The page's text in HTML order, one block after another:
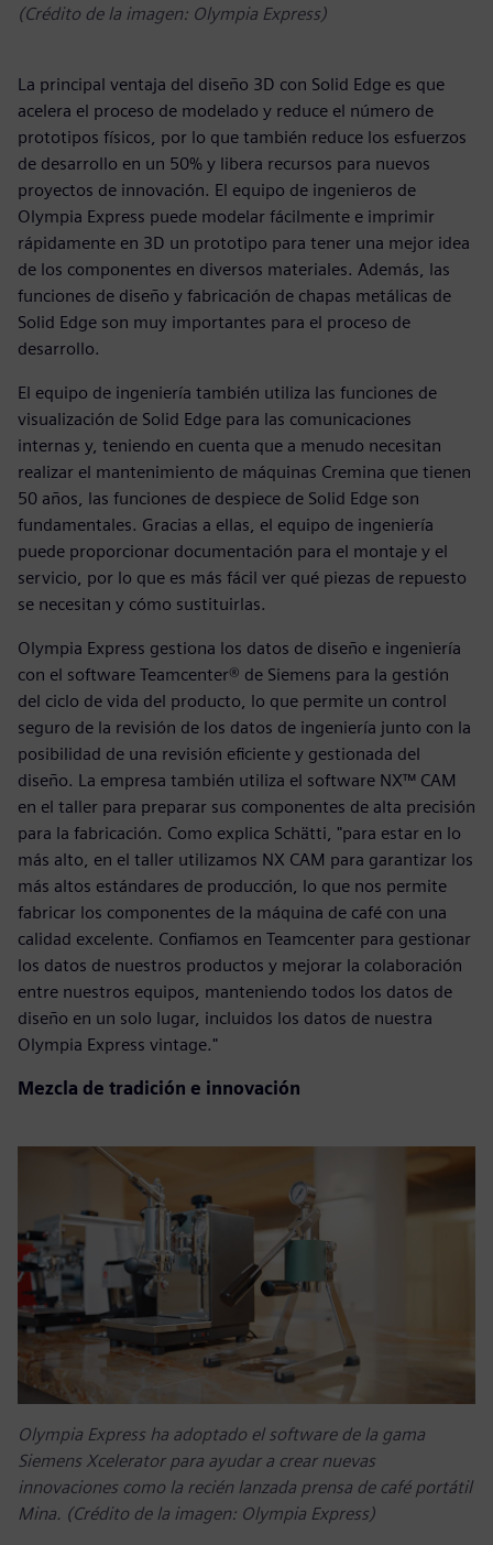
(Crédito de la imagen: Olympia Express)
La principal ventaja del diseño 3D con Solid Edge es que
acelera el proceso de modelado y reduce el número de
prototipos físicos, por lo que también reduce los esfuerzos
de desarrollo en un 50% y libera recursos para nuevos
proyectos de innovación. El equipo de ingenieros de
Olympia Express puede modelar fácilmente e imprimir
rápidamente en 3D un prototipo para tener una mejor idea
de los componentes en diversos materiales. Además, las
funciones de diseño y fabricación de chapas metálicas de
Solid Edge son muy importantes para el proceso de
desarrollo.
El equipo de ingeniería también utiliza las funciones de
visualización de Solid Edge para las comunicaciones
internas y, teniendo en cuenta que a menudo necesitan
realizar el mantenimiento de máquinas Cremina que tienen
50 años, las funciones de despiece de Solid Edge son
fundamentales. Gracias a ellas, el equipo de ingeniería
puede proporcionar documentación para el montaje y el
servicio, por lo que es más fácil ver qué piezas de repuesto
se necesitan y cómo sustituirlas.
Olympia Express gestiona los datos de diseño e ingeniería
con el software Teamcenter® de Siemens para la gestión
del ciclo de vida del producto, lo que permite un control
seguro de la revisión de los datos de ingeniería junto con la
posibilidad de una revisión eficiente y gestionada del
diseño. La empresa también utiliza el software NX™ CAM
en el taller para preparar sus componentes de alta precisión
para la fabricación. Como explica Schätti, "para estar en lo
más alto, en el taller utilizamos NX CAM para garantizar los
más altos estándares de producción, lo que nos permite
fabricar los componentes de la máquina de café con una
calidad excelente. Confiamos en Teamcenter para gestionar
los datos de nuestros productos y mejorar la colaboración
entre nuestros equipos, manteniendo todos los datos de
diseño en un solo lugar, incluidos los datos de nuestra
Olympia Express vintage."
Mezcla de tradición e innovación
Olympia Express ha adoptado el software de la gama
Siemens Xcelerator para ayudar a crear nuevas
innovaciones como la recién lanzada prensa de café portátil
Mina. (Crédito de la imagen: Olympia Express)